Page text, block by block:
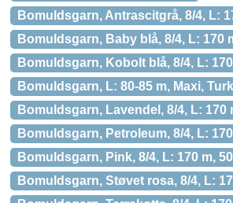
Bomuldsgarn, Antrascitgrå, 8/4, L:
Bomuldsgarn, Baby blå, 8/4, L: 170
Bomuldsgarn, Kobolt blå, 8/4, L:
Bomuldsgarn, L: 80-85 m, Maxi,
Bomuldsgarn, Lavendel, 8/4, L: 170
Bomuldsgarn, Petroleum, 8/4, L:
Bomuldsgarn, Pink, 8/4, L: 170 m,
Bomuldsgarn, Støvet rosa, 8/4, L: